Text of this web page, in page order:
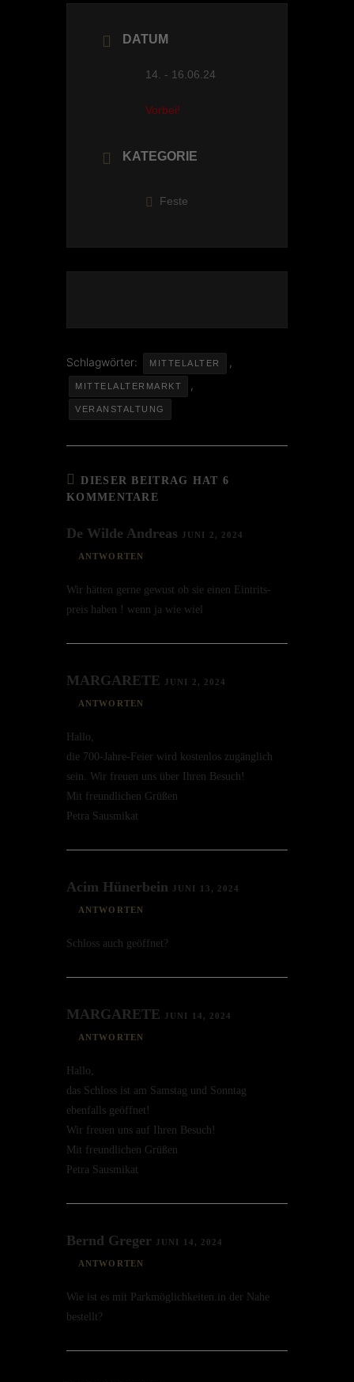
DATUM
14. - 16.06.24
Vorbei!
KATEGORIE
Feste
Schlagwörter: MITTELALTER ,
MITTELALTERMARKT ,
VERANSTALTUNG
DIESER BEITRAG HAT 6
KOMMENTARE
De Wilde Andreas JUNI 2, 2024
ANTWORTEN
Wir hätten gerne gewust ob sie einen Eintrits­
preis haben ! wenn ja wie wiel
MARGARETE JUNI 2, 2024
ANTWORTEN
Hallo,
die 700-Jahre-Feier wird kosten­los zugäng­lich
sein. Wir freuen uns über Ihren Besuch!
Mit freund­li­chen Grüßen
Petra Sausmikat
Acim Hünerbein JUNI 13, 2024
ANTWORTEN
Schloss auch geöffnet?
MARGARETE JUNI 14, 2024
ANTWORTEN
Hallo,
das Schloss ist am Samstag und Sonntag
ebenfalls geöffnet!
Wir freuen uns auf Ihren Besuch!
Mit freund­li­chen Grüßen
Petra Sausmikat
Bernd Greger JUNI 14, 2024
ANTWORTEN
Wie ist es mit Parkmöglichkeiten.in der Nahe
bestellt?